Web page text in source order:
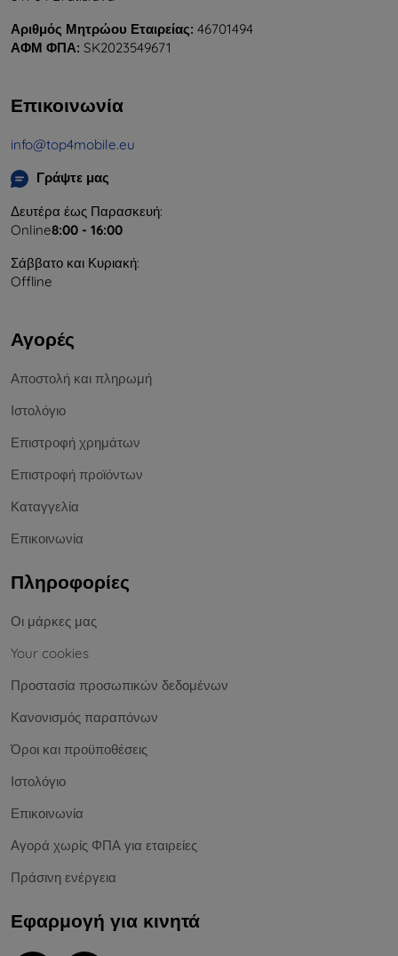
Αριθμός Μητρώου Εταιρείας: 46701494
ΑΦΜ ΦΠΑ: SK2023549671
Επικοινωνία
info@top4mobile.eu
Γράψτε μας
Δευτέρα έως Παρασκευή:
Online8:00 - 16:00
Σάββατο και Κυριακή:
Offline
Αγορές
Αποστολή και πληρωμή
Ιστολόγιο
Επιστροφή χρημάτων
Επιστροφή προϊόντων
Καταγγελία
Επικοινωνία
Πληροφορίες
Οι μάρκες μας
Your cookies
Προστασία προσωπικών δεδομένων
Κανονισμός παραπόνων
Όροι και προϋποθέσεις
Ιστολόγιο
Επικοινωνία
Αγορά χωρίς ΦΠΑ για εταιρείες
Πράσινη ενέργεια
Εφαρμογή για κινητά